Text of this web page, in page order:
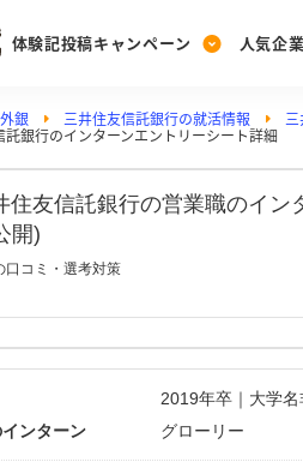
体験記投稿キャンペーン
Post
人気企
Ranking
Vote
投票する
PickUp
動画で知ろう！業界
銀 三井住友信託銀行の就活情報 三
銀行のインターンエントリーシート詳細
住友信託銀行の営業職のイ
開)
口コミ・選考対策
2019年卒｜大学
ンターン
グローリー